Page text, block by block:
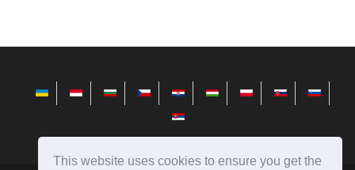
This website uses cookies to ensure you get the